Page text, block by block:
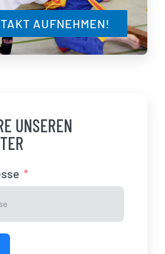
AUFNEHMEN!
UNSEREN